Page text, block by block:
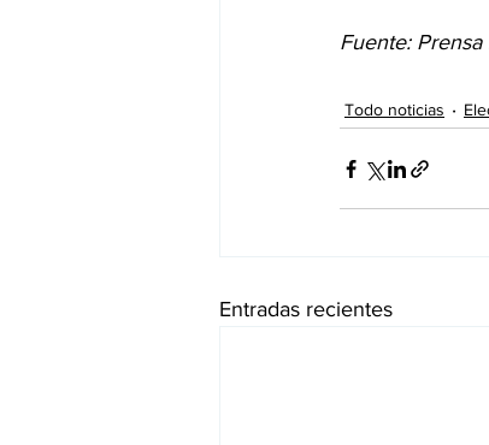
Fuente: Prensa
Todo noticias
Entradas recientes